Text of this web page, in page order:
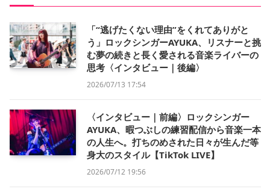
「“逃げたくない理由”をくれてありがと
う」ロックシンガーAYUKA、リスナーと挑
む夢の続きと長く愛される音楽ライバーの
思考〈インタビュー｜後編〉
2026/07/13 17:54
〈インタビュー｜前編〉ロックシンガー
AYUKA、暇つぶしの練習配信から音楽一本
の人生へ。打ちのめされた日々が生んだ等
身大のスタイル【TikTok LIVE】
2026/07/12 19:56